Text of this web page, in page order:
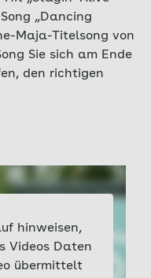
„Dancing
Maja-Titelsong von
Sie sich am Ende
den richtigen
hinweisen,
Videos Daten
übermittelt